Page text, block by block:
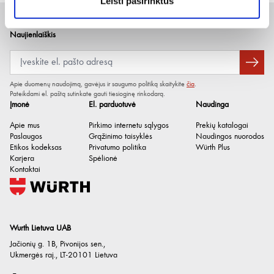
Talpykla
Kvapas / aromatas
Našumas (taškų sistema) 5 iš 5 balų
pH vertė / sąlygos 6.0 / neskiestas
Be silikono Taip
Wurth Lietuva UAB
Jačionių g. 1B, Pivonijos sen.,
Ukmergės raj., LT-20101 Lietuva
Įmonė
Apie mus
Paslaugos
Etikos kodeksas
Karjera
Kontaktai
El. parduotuvė
Pirkimo internetu sąlygos
Grąžinimo taisyklės
Privatumo politika
Spėlionė
Naudinga
Prekių katalogai
Naudingos nuorodos
Würth Plus
Naujienlaiškis
Apie duomenų naudojimą, gavėjus ir saugumo politiką skaitykite čia.
Pateikdami el. paštą sutinkate gauti tiesioginę rinkodarą.